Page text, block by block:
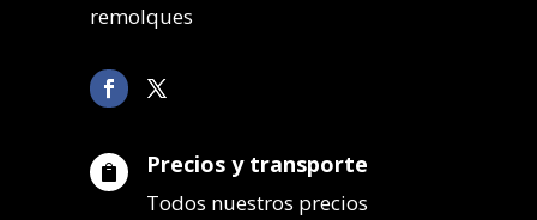
remolques
 Precios y transporte
Todos nuestros precios